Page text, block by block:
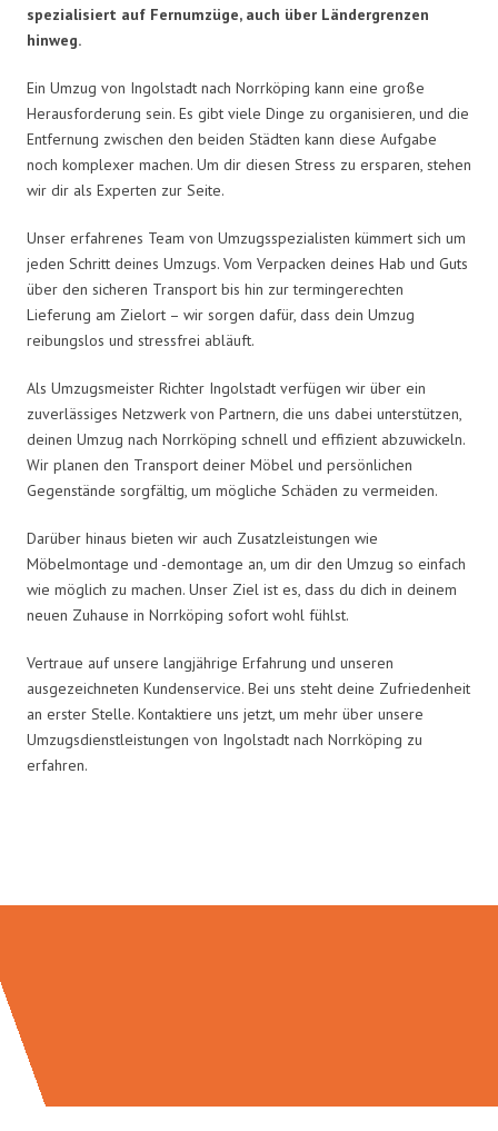
spezialisiert auf Fernumzüge, auch über Ländergrenzen
hinweg.
Ein Umzug von Ingolstadt nach Norrköping kann eine große
Herausforderung sein. Es gibt viele Dinge zu organisieren, und die
Entfernung zwischen den beiden Städten kann diese Aufgabe
noch komplexer machen. Um dir diesen Stress zu ersparen, stehen
wir dir als Experten zur Seite.
Unser erfahrenes Team von Umzugsspezialisten kümmert sich um
jeden Schritt deines Umzugs. Vom Verpacken deines Hab und Guts
über den sicheren Transport bis hin zur termingerechten
Lieferung am Zielort – wir sorgen dafür, dass dein Umzug
reibungslos und stressfrei abläuft.
Als Umzugsmeister Richter Ingolstadt verfügen wir über ein
zuverlässiges Netzwerk von Partnern, die uns dabei unterstützen,
deinen Umzug nach Norrköping schnell und effizient abzuwickeln.
Wir planen den Transport deiner Möbel und persönlichen
Gegenstände sorgfältig, um mögliche Schäden zu vermeiden.
Darüber hinaus bieten wir auch Zusatzleistungen wie
Möbelmontage und -demontage an, um dir den Umzug so einfach
wie möglich zu machen. Unser Ziel ist es, dass du dich in deinem
neuen Zuhause in Norrköping sofort wohl fühlst.
Vertraue auf unsere langjährige Erfahrung und unseren
ausgezeichneten Kundenservice. Bei uns steht deine Zufriedenheit
an erster Stelle. Kontaktiere uns jetzt, um mehr über unsere
Umzugsdienstleistungen von Ingolstadt nach Norrköping zu
erfahren.